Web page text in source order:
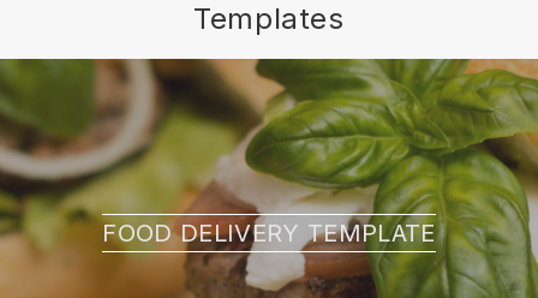
Templates
FOOD DELIVERY TEMPLATE